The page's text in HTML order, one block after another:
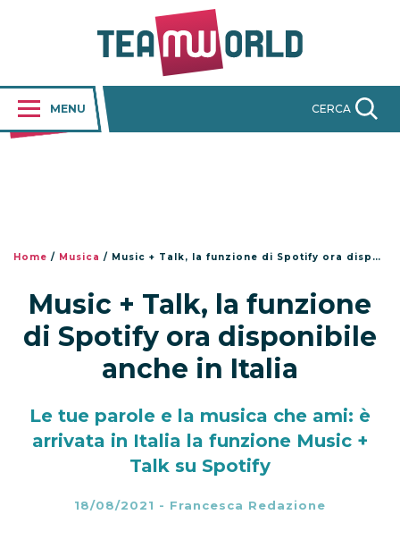
MENU CERCA
Home / Musica / Music + Talk, la funzione di Spotify ora disponibile anche in Italia
Music + Talk, la funzione
di Spotify ora disponibile
anche in Italia
Le tue parole e la musica che ami: è
arrivata in Italia la funzione Music +
Talk su Spotify
18/08/2021 - Francesca Redazione